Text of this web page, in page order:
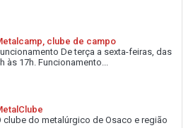
clube de campo
De terça a sexta-feiras, das
às 17h. Funcionamento...
clube do metalúrgico de Osaco e região